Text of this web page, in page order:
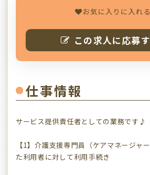
お気に入りに入れる
この求人に応募
仕事情報
サービス提供責任者としての業務です♪
【1】介護支援専門員（ケアマネージャ
た利用者に対して利用手続き